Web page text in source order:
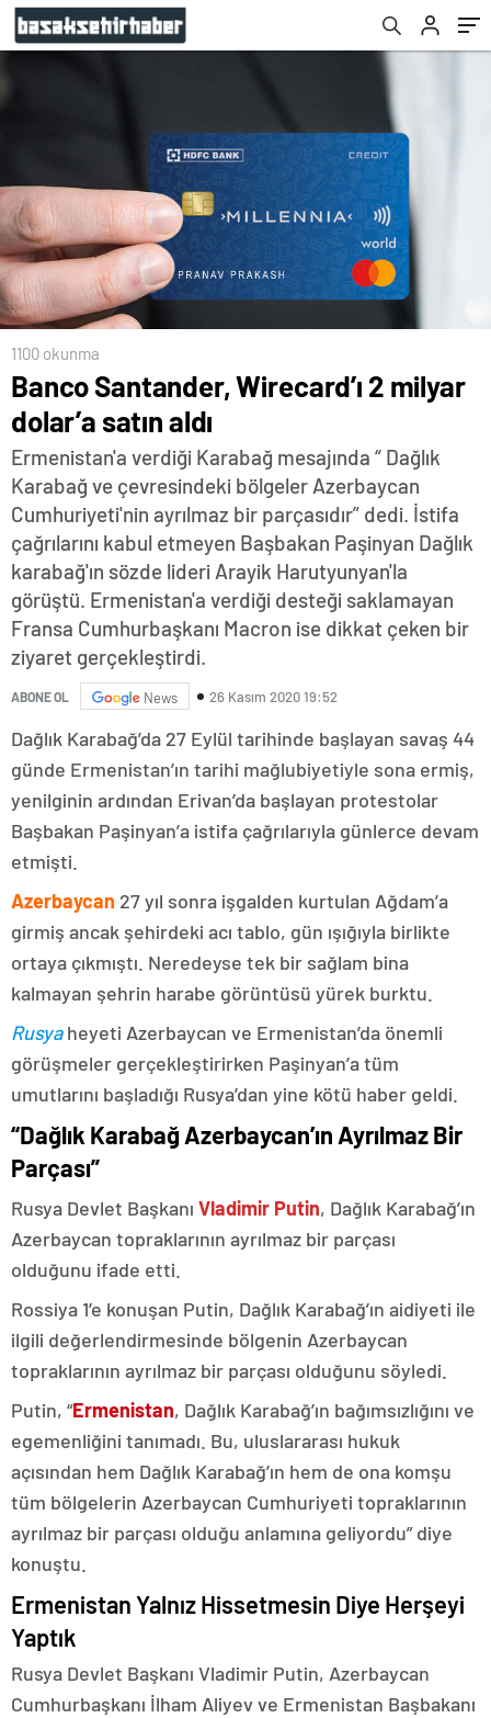
1100 okunma
Banco Santander, Wirecard’ı 2 milyar
dolar’a satın aldı
Ermenistan'a verdiği Karabağ mesajında “ Dağlık
Karabağ ve çevresindeki bölgeler Azerbaycan
Cumhuriyeti'nin ayrılmaz bir parçasıdır” dedi. İstifa
çağrılarını kabul etmeyen Başbakan Paşinyan Dağlık
karabağ'ın sözde lideri Arayik Harutyunyan'la
görüştü. Ermenistan'a verdiği desteği saklamayan
Fransa Cumhurbaşkanı Macron ise dikkat çeken bir
ziyaret gerçekleştirdi.
ABONE OL News 26 Kasım 2020 19:52
Dağlık Karabağ’da 27 Eylül tarihinde başlayan savaş 44
günde Ermenistan’ın tarihi mağlubiyetiyle sona ermiş,
yenilginin ardından Erivan’da başlayan protestolar
Başbakan Paşinyan’a istifa çağrılarıyla günlerce devam
etmişti.
Azerbaycan 27 yıl sonra işgalden kurtulan Ağdam’a
girmiş ancak şehirdeki acı tablo, gün ışığıyla birlikte
ortaya çıkmıştı. Neredeyse tek bir sağlam bina
kalmayan şehrin harabe görüntüsü yürek burktu.
Rusyaheyeti Azerbaycan ve Ermenistan’da önemli
görüşmeler gerçekleştirirken Paşinyan’a tüm
umutlarını başladığı Rusya’dan yine kötü haber geldi.
“Dağlık Karabağ Azerbaycan’ın Ayrılmaz Bir
Parçası”
Rusya Devlet Başkanı Vladimir Putin, Dağlık Karabağ’ın
Azerbaycan topraklarının ayrılmaz bir parçası
olduğunu ifade etti.
Rossiya 1’e konuşan Putin, Dağlık Karabağ’ın aidiyeti ile
ilgili değerlendirmesinde bölgenin Azerbaycan
topraklarının ayrılmaz bir parçası olduğunu söyledi.
Putin, “Ermenistan, Dağlık Karabağ’ın bağımsızlığını ve
egemenliğini tanımadı. Bu, uluslararası hukuk
açısından hem Dağlık Karabağ’ın hem de ona komşu
tüm bölgelerin Azerbaycan Cumhuriyeti topraklarının
ayrılmaz bir parçası olduğu anlamına geliyordu” diye
konuştu.
Ermenistan Yalnız Hissetmesin Diye Herşeyi
Yaptık
Rusya Devlet Başkanı Vladimir Putin, Azerbaycan
Cumhurbaşkanı İlham Aliyev ve Ermenistan Başbakanı